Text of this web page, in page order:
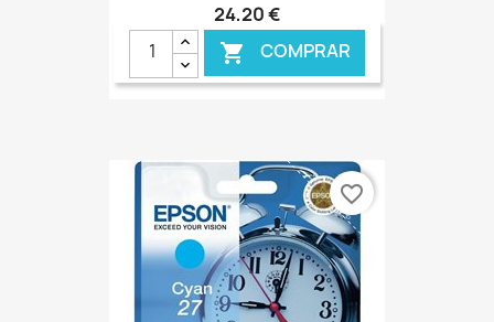
24,20 €
 COMPRAR
favorite_border